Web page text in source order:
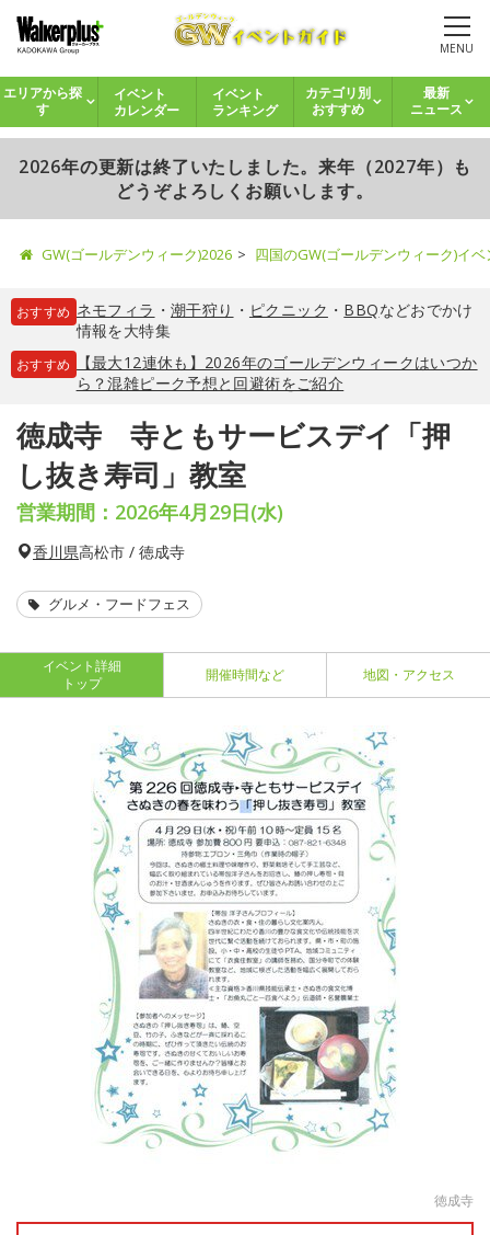
MENU
エリアから探
す
イベント
カレンダー
イベント
ランキング
カテゴリ別
おすすめ
最新
ニュース
2026年の更新は終了いたしました。来年（2027年）も
どうぞよろしくお願いします。
GW(ゴールデンウィーク)2026 四国のGW(ゴールデンウィーク)イ
おすすめ ネモフィラ ・ 潮干狩り ・ ピクニック ・ BBQなどおでかけ
情報を大特集
おすすめ
【最大12連休も】2026年のゴールデンウィークはいつか
ら？混雑ピーク予想と回避術をご紹介
徳成寺 寺ともサービスデイ「押
し抜き寿司」教室
営業期間：2026年4月29日(水)
香川県高松市 / 徳成寺
グルメ・フードフェス
イベント詳細
トップ
開催時間など 地図・アクセス
徳成寺